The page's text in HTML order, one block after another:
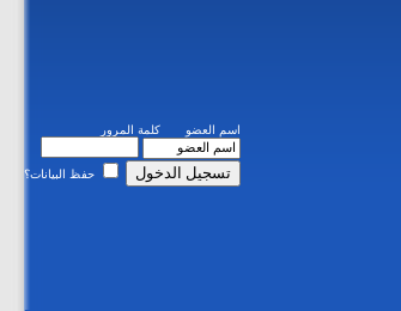
اسم العضو كلمة المرور
حفظ البيانات؟